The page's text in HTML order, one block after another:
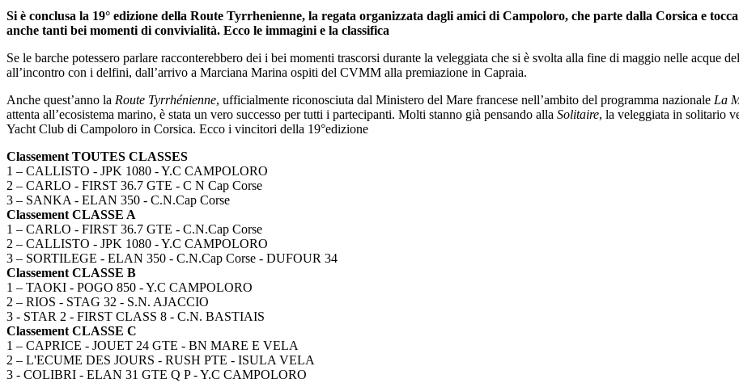
Si è conclusa la 19° edizione della Route Tyrrhenienne, la regata organizzata dagli amici di Campoloro, che parte dalla Corsica e
anche tanti bei momenti di convivialità. Ecco le immagini e la classifica
Se le barche potessero parlare racconterebbero dei i bei momenti trascorsi durante la veleggiata che si è svolta alla fine di maggio nelle acque
all’incontro con i delfini, dall’arrivo a Marciana Marina ospiti del CVMM alla premiazione in Capraia.
Anche quest’anno la Route Tyrrhénienne, ufficialmente riconosciuta dal Ministero del Mare francese nell’ambito del programma nazionale La
attenta all’ecosistema marino, è stata un vero successo per tutti i partecipanti. Molti stanno già pensando alla Solitaire, la veleggiata in solitario
Yacht Club di Campoloro in Corsica. Ecco i vincitori della 19°edizione
Classement TOUTES CLASSES
1 – CALLISTO - JPK 1080 - Y.C CAMPOLORO
2 – CARLO - FIRST 36.7 GTE - C N Cap Corse
3 – SANKA - ELAN 350 - C.N.Cap Corse
Classement CLASSE A
1 – CARLO - FIRST 36.7 GTE - C.N.Cap Corse
2 – CALLISTO - JPK 1080 - Y.C CAMPOLORO
3 – SORTILEGE - ELAN 350 - C.N.Cap Corse - DUFOUR 34
Classement CLASSE B
1 – TAOKI - POGO 850 - Y.C CAMPOLORO
2 – RIOS - STAG 32 - S.N. AJACCIO
3 - STAR 2 - FIRST CLASS 8 - C.N. BASTIAIS
Classement CLASSE C
1 – CAPRICE - JOUET 24 GTE - BN MARE E VELA
2 – L'ECUME DES JOURS - RUSH PTE - ISULA VELA
3 - COLIBRI - ELAN 31 GTE Q P - Y.C CAMPOLORO